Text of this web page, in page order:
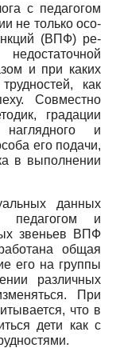
с педагогом
не только осо­
(ВПФ) ре­
и при каких
как
Совместно
градации
и
его по­дачи,
в выполне­нии
данных
педагогом и
звеньев ВПФ
общая
его на группы
различных
При
что в
дети как с